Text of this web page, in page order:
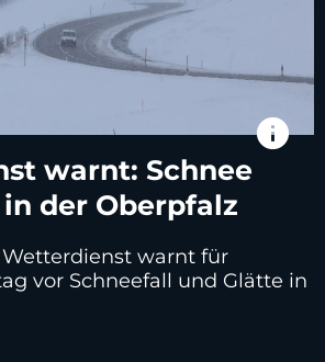
info
warnt: Schnee
der Oberpfalz
warnt für
vor Schneefall und Glätte in